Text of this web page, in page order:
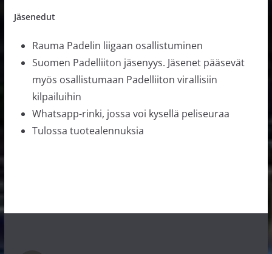
Jäsenedut
Rauma Padelin liigaan osallistuminen
Suomen Padelliiton jäsenyys. Jäsenet pääsevät
myös osallistumaan Padelliiton virallisiin
kilpailuihin
Whatsapp-rinki, jossa voi kysellä peliseuraa
Tulossa tuotealennuksia